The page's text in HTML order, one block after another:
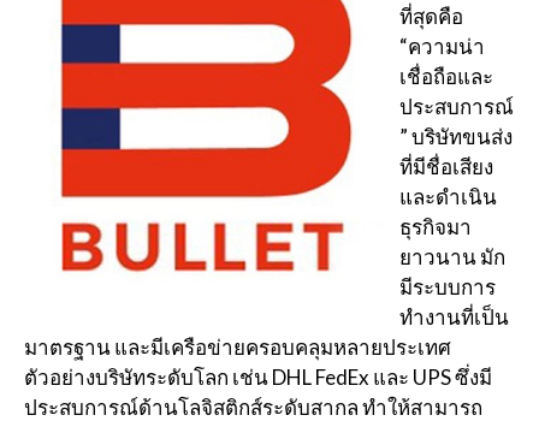
ที่สุดคือ
“ความน่า
เชื่อถือและ
ประสบการณ์
” บริษัทขนส่ง
ที่มีชื่อเสียง
และดำเนิน
ธุรกิจมา
ยาวนาน มัก
มีระบบการ
ทำงานที่เป็น
มาตรฐาน และมีเครือข่ายครอบคลุมหลายประเทศ
ตัวอย่างบริษัทระดับโลก เช่นDHLFedEx และ UPSซึ่งมี
ประสบการณ์ด้านโลจิสติกส์ระดับสากล ทำให้สามารถ